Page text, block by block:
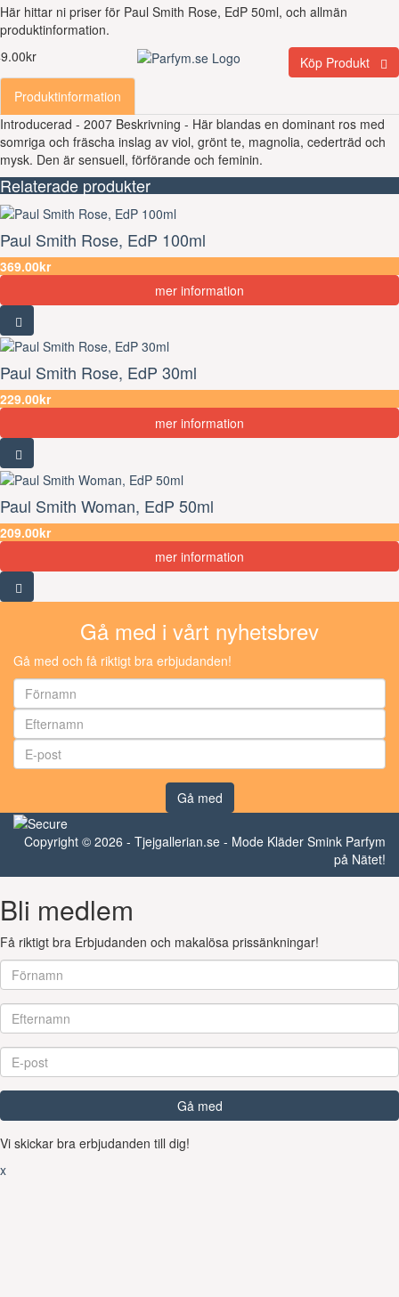
Här hittar ni priser för Paul Smith Rose, EdP 50ml, och allmän
produktinformation.
Köp Produkt
Produktinformation
Introducerad - 2007 Beskrivning - Här blandas en dominant ros med
somriga och fräscha inslag av viol, grönt te, magnolia, cederträd och
mysk. Den är sensuell, förförande och feminin.
Relaterade produkter
Paul Smith Rose, EdP 100ml
369.00kr
mer information
Paul Smith Rose, EdP 30ml
229.00kr
mer information
Paul Smith Woman, EdP 50ml
209.00kr
mer information
Gå med i vårt nyhetsbrev
Gå med och få riktigt bra erbjudanden!
Gå med
Copyright © 2026 - Tjejgallerian.se - Mode Kläder Smink Parfym
på Nätet!
Bli medlem
Få riktigt bra Erbjudanden och makalösa prissänkningar!
Gå med
Vi skickar bra erbjudanden till dig!
x